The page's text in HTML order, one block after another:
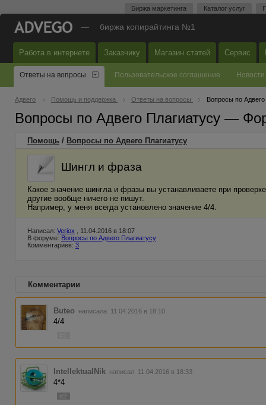
Биржа маркетинга Каталог услуг
— биржа копирайтинга №1
Работа в интернете Заказчику Магазин статей Сервис
Ответы на вопросы Пользовательское соглашение Новости
Адвего Помощь и поддержка Ответы на вопросы Вопросы по Адвего
Вопросы по Адвего Плагиатусу —
Помощь / Вопросы по Адвего Плагиатусу
Шингл и фраза
Какое значение шингла и фразы вы устанавливаете при
другие вообще ничего не пишут.
Например, у меня всегда установлено значение 4/4.
Написал: Veriox , 11.04.2016 в 18:07
В форуме: Вопросы по Адвего Плагиатусу
Комментариев: 3
Комментарии
Buteo написала 11.04.2016 в 18:10
4/4
IntellektualNik написал 11.04.2016 в 18:33
4*4
#2